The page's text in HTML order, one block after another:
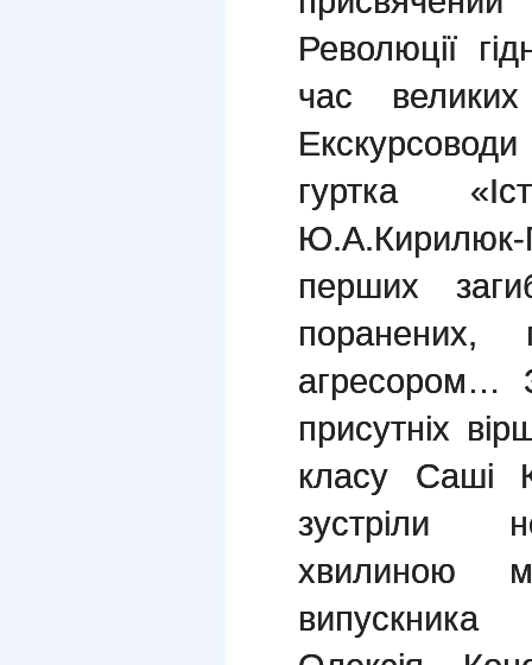
Революції
час
гуртка
Ю.А.Кирилюк-
перших
агресором…
присутніх
класу Саші
зустріли
хвилиною